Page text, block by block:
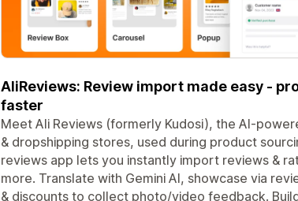
AliReviews: Review import made easy -
faster
Meet Ali Reviews (formerly Kudosi), the AI-
& dropshipping stores, used during product
reviews app lets you instantly import reviews &
more. Translate with Gemini AI, showcase via
& discounts to collect photo/video feedback.